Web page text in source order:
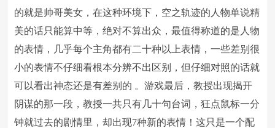
的就是帅哥美女，在这种环境下，空之轨迹的人物单说精
美的话只能算中等，绝对不算出众，最值得称道的是人物
的表情，几乎每个主角都有二十种以上表情，一些差别很
小的表情不仔细看根本分辨不出区别，但仔细对照的话就
可以看出神态还是有差别的 。游戏最后，教授出现揭开
阴谋的那一段，教授一共只有几十句台词，狂点鼠标一分
钟就过去的剧情里，却出现7种新的表情！这只是一个配